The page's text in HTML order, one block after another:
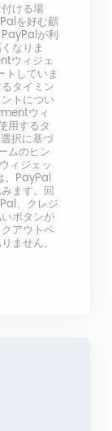
ける場
を好む顧
が利
なりま
ウィジェ
トしていま
タイミン
トについ
ウィ
用するタ
択に基づ
ムのヒン
ィジェッ
、PayPal
ます。回
、クレジ
ボタンが
アウトペ
ません。